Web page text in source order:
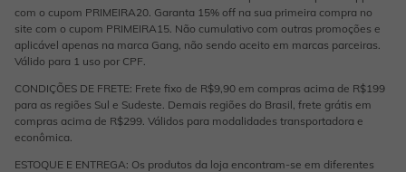
com o cupom PRIMEIRA20. Garanta 15% off na sua primeira compra no
site com o cupom PRIMEIRA15. Não cumulativo com outras promoções e
aplicável apenas na marca Gang, não sendo aceito em marcas parceiras.
Válido para 1 uso por CPF.
CONDIÇÕES DE FRETE: Frete fixo de R$9,90 em compras acima de R$199
para as regiões Sul e Sudeste. Demais regiões do Brasil, frete grátis em
compras acima de R$299. Válidos para modalidades transportadora e
econômica.
ESTOQUE E ENTREGA: Os produtos da loja encontram-se em diferentes